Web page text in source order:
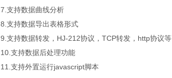
7.支持数据曲线分析
8.支持数据导出表格形式
9.支持数据转发，HJ-212协议，TCP转发，http协议等
10.支持数据后处理功能
11.支持外置运行javascript脚本